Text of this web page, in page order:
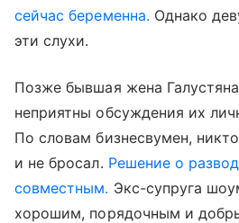
сейчас беременна. Однако
эти слухи.
Позже бывшая жена
неприятны обсуждения их
По словам бизнесвумен,
и не бросал. Решение о
совместным. Экс-супруга
хорошим, порядочным и